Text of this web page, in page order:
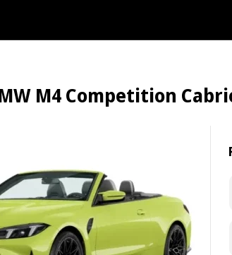
M4 Competition